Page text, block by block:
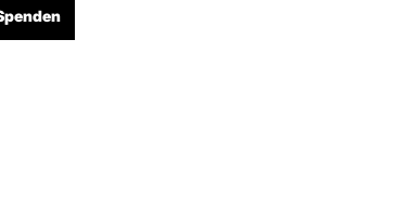
Verdau­ungstrakt